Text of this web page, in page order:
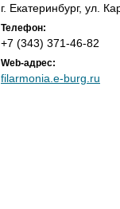
г. Екатеринбург, ул.
Телефон:
+7 (343) 371-46-82
Web-адрес:
filarmonia.e-burg.ru